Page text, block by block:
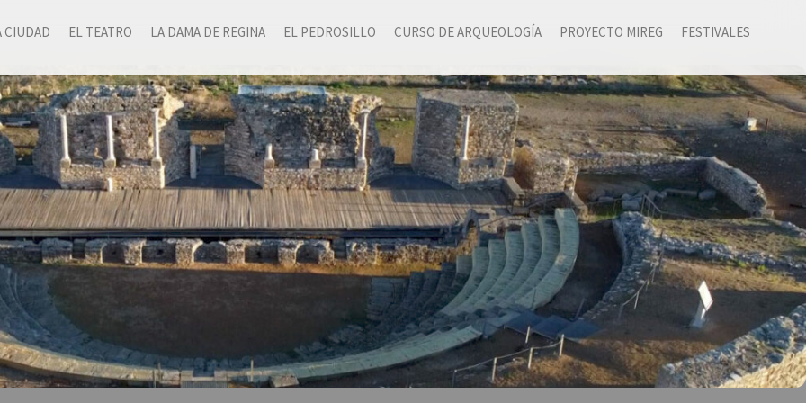
CIUDAD EL TEATRO LA DAMA DE REGINA EL PEDROSILLO CURSO DE ARQUEOLOGÍA PROYECTO MIREG FESTIVALES